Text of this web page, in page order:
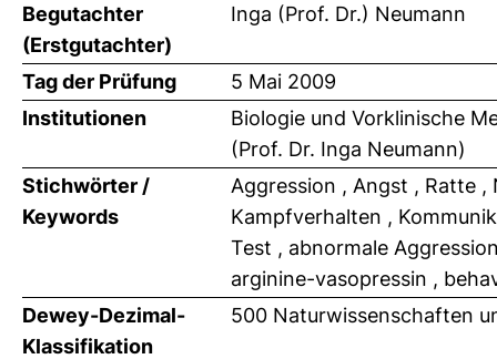
Begutachter
(Erstgutachter)
Inga (Prof. Dr.) Neumann
Tag der Prüfung
5 Mai 2009
Institutionen
Biologie und Vorklinische
(Prof. Dr. Inga Neumann)
Stichwörter /
Keywords
Aggression , Angst , Ratte
Kampfverhalten ,
Test , abnormale
arginine-vasopressin ,
Dewey-Dezimal-
Klassifikation
500 Naturwissenschaften